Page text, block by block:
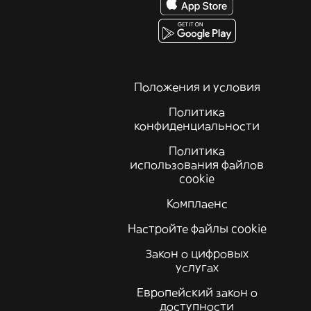
Положения и условия
Политика
конфиденциальности
Политика
использования файлов
cookie
Комплаенс
Настройте файлы cookie
Закон о цифровых
услугах
Европейский закон о
доступности